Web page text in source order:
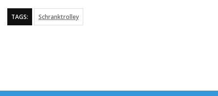
TAGS: Schranktrolley